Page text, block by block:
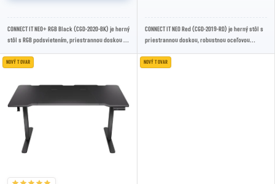
CONNECT IT NEO+ RGB Black (CGD-2020-BK) je herný
stôl s RGB podsvietením, priestrannou doskou a
CONNECT IT NEO Red (CGD-2019-RD) je herný stôl s
priestrannou doskou, robustnou oceľovou
NOVÝ TOVAR NOVÝ TOVAR